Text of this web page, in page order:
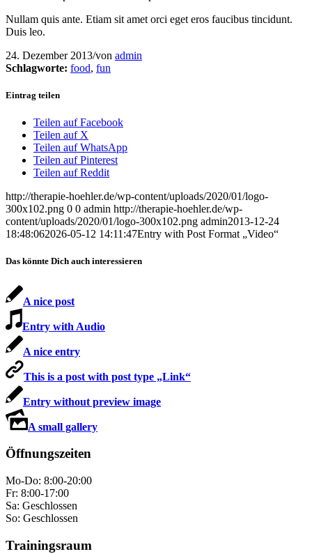
Nullam quis ante. Etiam sit amet orci eget eros faucibus tincidunt.
Duis leo.
24. Dezember 2013/von admin
Schlagworte: food, fun
Eintrag teilen
Teilen auf Facebook
Teilen auf X
Teilen auf WhatsApp
Teilen auf Pinterest
Teilen auf Reddit
http://therapie-hoehler.de/wp-content/uploads/2020/01/logo-
300x102.png 0 0 admin http://therapie-hoehler.de/wp-
content/uploads/2020/01/logo-300x102.png admin2013-12-24
18:48:062026-05-12 14:11:47Entry with Post Format „Video“
Das könnte Dich auch interessieren
A nice post
Entry with Audio
A nice entry
This is a post with post type „Link“
Entry without preview image
A small gallery
Öffnungszeiten
Mo-Do: 8:00-20:00
Fr: 8:00-17:00
Sa: Geschlossen
So: Geschlossen
Trainingsraum